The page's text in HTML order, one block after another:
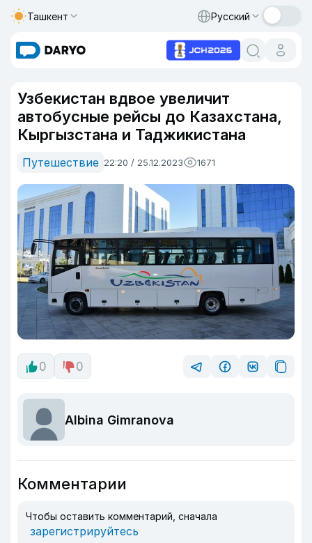
Ташкент Русский
Узбекистан вдвое увеличит
автобусные рейсы до Казахстана,
Кыргызстана и Таджикистана
Путешествие 22:20 / 25.12.2023 1671
0 0
Albina Gimranova
Комментарии
Чтобы оставить комментарий, сначала
зарегистрируйтесь